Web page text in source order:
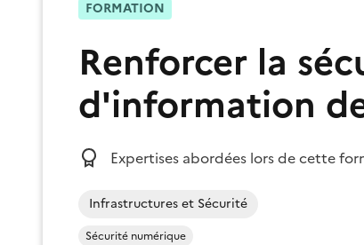
FORMATION
Renforcer la
d'information
Expertises abordées lors de cette
Infrastructures et Sécurité
Sécurité numérique